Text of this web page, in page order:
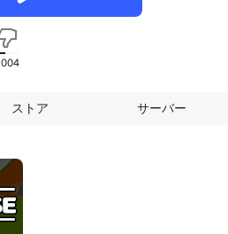
ストア サーバー